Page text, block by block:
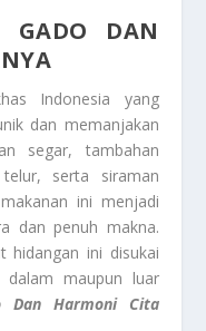
GADO DAN
Indonesia yang
dan memanjakan
segar, tambahan
serta siraman
ini menjadi
dan penuh makna.
hidangan ini disukai
maupun luar
Dan Harmoni Cita